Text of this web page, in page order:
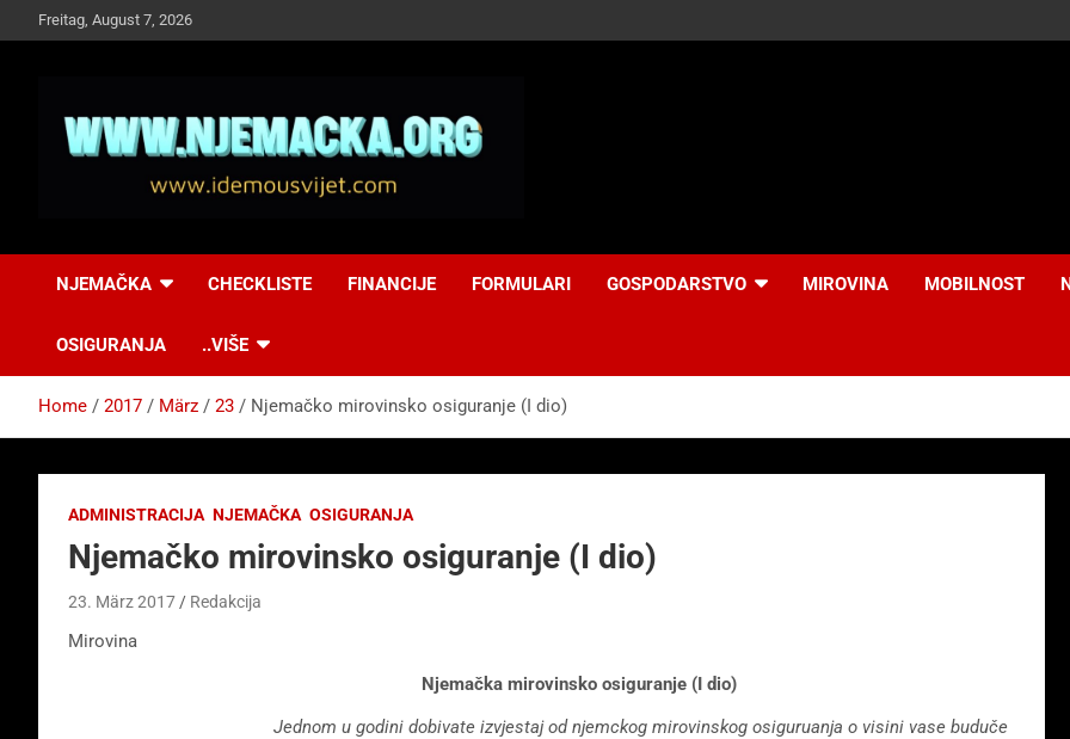
to
Freitag, August 7, 2026
Idemo u Svijet-
NJEMAČKA CHECKLISTE FINANCIJE FORMULARI GOSPODARSTVO MIROVINA MOBILNOST
OSIGURANJA ..VIŠE
Home 2017 März 23 Njemačko mirovinsko osiguranje (I dio)
ADMINISTRACIJA NJEMAČKA OSIGURANJA
Njemačko mirovinsko osiguranje (I dio)
23. März 2017 Redakcija
Mirovina
Njemačka mirovinsko osiguranje (I dio)
Jednom u godini dobivate izvjestaj od njemckog mirovinskog osiguruanja o visini vase buduče